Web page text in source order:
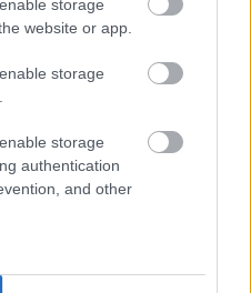
storage
website or app.
storage
storage
authentication
and other